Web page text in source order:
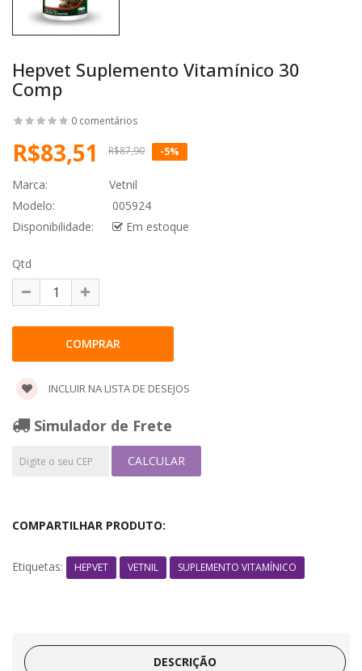
Hepvet Suplemento Vitamínico 30
Comp
0 comentários
R$83,51 R$87,90 -5%
Marca:
Vetnil
Modelo:
005924
Disponibilidade:
Em estoque
Qtd
INCLUIR NA LISTA DE DESEJOS
Simulador de Frete
CALCULAR
COMPARTILHAR PRODUTO:
Etiquetas: HEPVET VETNIL SUPLEMENTO VITAMÍNICO
DESCRIÇÃO